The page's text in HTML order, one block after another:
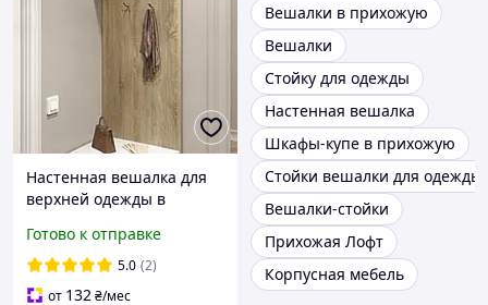
Настенная вешалка для
верхней одежды в
сонома 60х16.6х130 см
Эверест
Готово к отправке
5.0 (2)
от 132₴/мес
Вешалки в прихожую
Вешалки
Стойку для одежды
Настенная вешалка
Шкафы-купе в прихожую
Стойки вешалки для одежды
Вешалки-стойки
Прихожая Лофт
Корпусная мебель